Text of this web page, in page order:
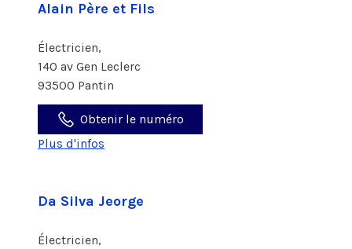
Alain Père et Fils
Électricien,
140 av Gen Leclerc
93500 Pantin
Obtenir le numéro
Plus d'infos
Da Silva Jeorge
Électricien,